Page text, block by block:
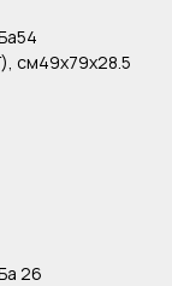
см49x79x28.5
26